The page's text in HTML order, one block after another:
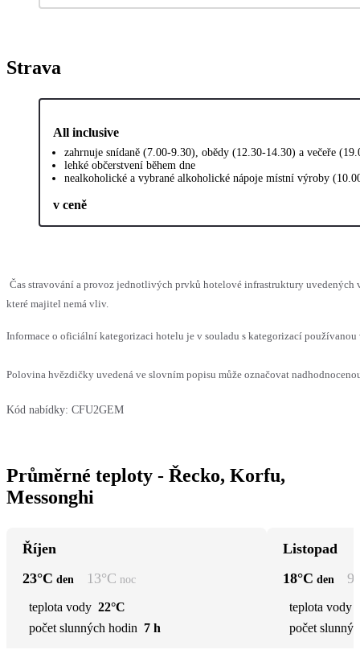
Strava
All inclusive
zahrnuje snídaně (7.00-9.30), obědy (12.30-14.30) a večeře
lehké občerstvení během dne
nealkoholické a vybrané alkoholické nápoje místní výroby
v ceně
Čas stravování a provoz jednotlivých prvků hotelové infrastruktury uvedených
které majitel nemá vliv.
Informace o oficiální kategorizaci hotelu je v souladu s kategorizací
Polovina hvězdičky uvedená ve slovním popisu může označovat
Kód nabídky: CFU2GEM
Průměrné teploty - Řecko, Korfu,
Messonghi
Říjen
23°C den 13°C noc
teplota vody 22°C
počet slunných hodin 7 h
Listopad
18°C den 9
teplota vody
počet